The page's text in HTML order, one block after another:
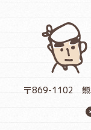
〒869-1102